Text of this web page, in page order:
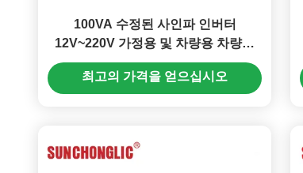
100VA 수정된 사인파 인버터
12V~220V 가정용 및 차량용 차량용
전원 인버터
최고의 가격을 얻으십시오